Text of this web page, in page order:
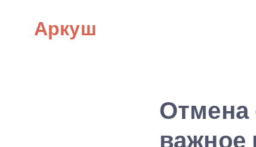
Аркуш
Отмена